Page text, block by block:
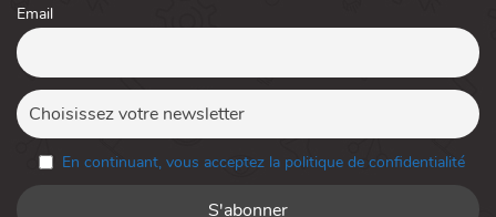
Email
En continuant, vous acceptez la politique de confidentialité